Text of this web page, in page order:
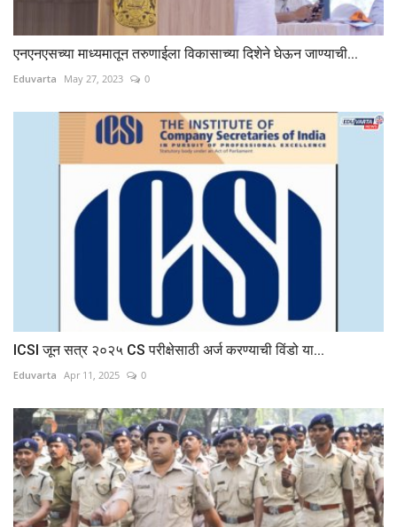
एनएनएसच्या माध्यमातून तरुणाईला विकासाच्या दिशेने घेऊन जाण्याची...
Eduvarta May 27, 2023 0
ICSI जून सत्र २०२५ CS परीक्षेसाठी अर्ज करण्याची विंडो या...
Eduvarta Apr 11, 2025 0